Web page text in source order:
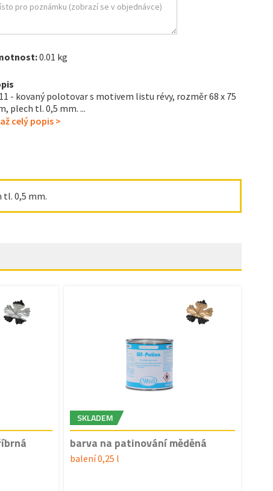
0.01 kg
- kovaný polotovar s motivem listu révy, rozměr 68 x 75
plech tl. 0,5 mm. ...
celý popis >
tl. 0,5 mm.
SKLADEM
barva na patinování měděná
balení 0,25 l